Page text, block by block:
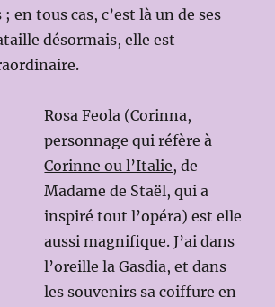
en tous cas, c’est là un de ses
désormais, elle est
Rosa Feola (Corinna,
personnage qui réfère à
Corinne ou l’Italie, de
Madame de Staël, qui a
inspiré tout l’opéra) est elle
aussi magnifique. J’ai dans
l’oreille la Gasdia, et dans
les souvenirs sa coiffure en